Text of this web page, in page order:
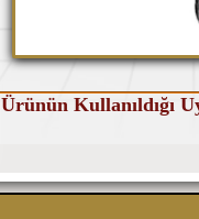
Ürünün Kullanıldığı